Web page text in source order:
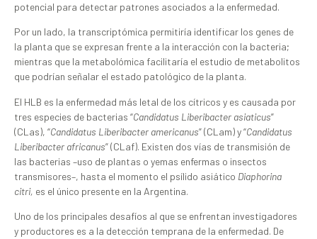
potencial para detectar patrones asociados a la enfermedad.
Por un lado, la transcriptómica permitiría identificar los genes de
la planta que se expresan frente a la interacción con la bacteria;
mientras que la metabolómica facilitaría el estudio de metabolitos
que podrían señalar el estado patológico de la planta.
El HLB es la enfermedad más letal de los cítricos y es causada por
tres especies de bacterias “Candidatus Liberibacter asiaticus”
(CLas), “Candidatus Liberibacter americanus” (CLam) y “Candidatus
Liberibacter africanus” (CLaf). Existen dos vías de transmisión de
las bacterias –uso de plantas o yemas enfermas o insectos
transmisores–, hasta el momento el psílido asiático Diaphorina
citri, es el único presente en la Argentina.
Uno de los principales desafíos al que se enfrentan investigadores
y productores es a la detección temprana de la enfermedad. De